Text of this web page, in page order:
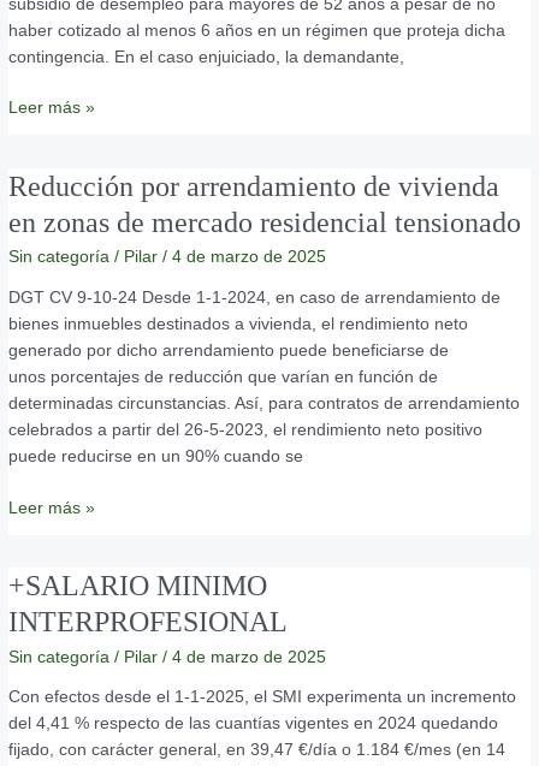
subsidio de desempleo para mayores de 52 años a pesar de no
haber cotizado al menos 6 años en un régimen que proteja dicha
contingencia. En el caso enjuiciado, la demandante,
hogar
de
más
52
pesar
de
no
6
años
de
cotización
Leer más »
Reducción por arrendamiento de vivienda
en zonas de mercado residencial tensionado
Sin categoría / Pilar/4 de marzo de 2025
DGT CV 9-10-24 Desde 1-1-2024, en caso de arrendamiento de
bienes inmuebles destinados a vivienda, el rendimiento neto
generado por dicho arrendamiento puede beneficiarse de
unos porcentajes de reducción que varían en función de
determinadas circunstancias. Así, para contratos de arrendamiento
celebrados a partir del 26-5-2023, el rendimiento neto positivo
puede reducirse en un 90% cuando se
Reducción
arrendamiento
de
de
mercado
Leer más »
+SALARIO MINIMO
INTERPROFESIONAL
Sin categoría / Pilar/4 de marzo de 2025
Con efectos desde el 1-1-2025, el SMI experimenta un incremento
del 4,41 % respecto de las cuantías vigentes en 2024 quedando
fijado, con carácter general, en 39,47 €/día o 1.184 €/mes (en 14
+SALARIO
INTERPROFESIONAL